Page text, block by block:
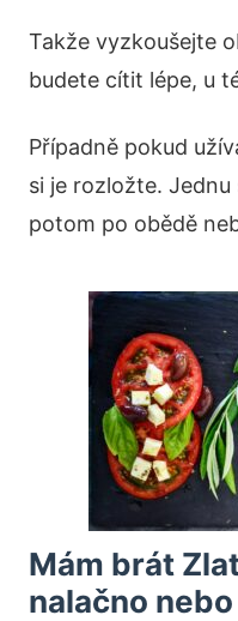
Takže vyzkoušejte
budete cítit lépe, u
Případně pokud
si je rozložte.
potom po obědě
Mám brát
nalačno